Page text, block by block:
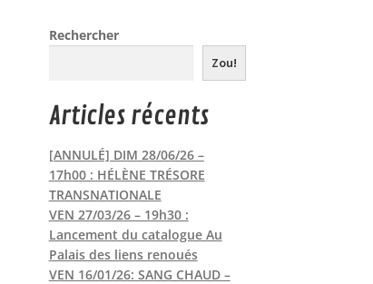
Rechercher
Zou!
Articles récents
[ANNULÉ] DIM 28/06/26 –
17h00 : HÉLÈNE TRÉSORE
TRANSNATIONALE
VEN 27/03/26 – 19h30 :
Lancement du catalogue Au
Palais des liens renoués
VEN 16/01/26: SANG CHAUD –